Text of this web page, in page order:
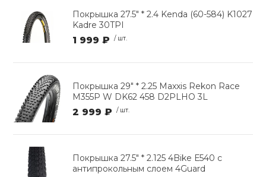
Покрышка 27.5" * 2.4 Kenda (60-584) K1027
Kadre 30TPI
1 999 ₽ / шт.
Покрышка 29" * 2.25 Maxxis Rekon Race
M355P W DK62 458 D2PLHO 3L
2 999 ₽ / шт.
Покрышка 27.5" * 2.125 4Bike Е540 с
антипрокольным слоем 4Guard